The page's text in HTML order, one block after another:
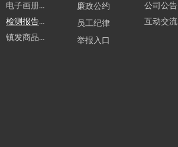
电子画册下载
检测报告下载
镇发商品购买
廉政公约
员工纪律
举报入口
公司公告
互动交流